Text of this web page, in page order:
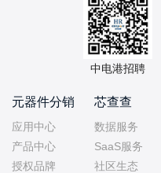
中电港招聘
元器件分销
应用中心
产品中心
授权品牌
芯查查
数据服务
SaaS服务
社区生态